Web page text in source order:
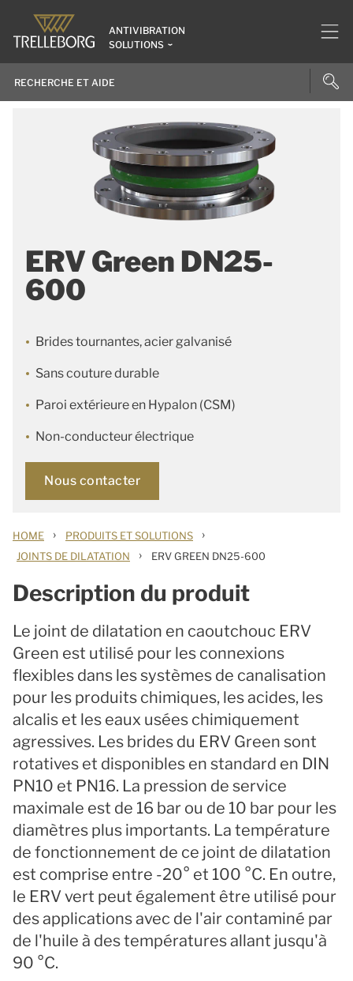
ANTIVIBRATION
SOLUTIONS
ERV Green DN25-
600
Brides tournantes, acier galvanisé
Sans couture durable
Paroi extérieure en Hypalon (CSM)
Non-conducteur électrique
Nous contacter
HOME › PRODUITS ET SOLUTIONS ›
JOINTS DE DILATATION › ERV GREEN DN25-600
Description du produit
Le joint de dilatation en caoutchouc ERV
Green est utilisé pour les connexions
flexibles dans les systèmes de canalisation
pour les produits chimiques, les acides, les
alcalis et les eaux usées chimiquement
agressives. Les brides du ERV Green sont
rotatives et disponibles en standard en DIN
PN10 et PN16. La pression de service
maximale est de 16 bar ou de 10 bar pour les
diamètres plus importants. La température
de fonctionnement de ce joint de dilatation
est comprise entre -20° et 100 °C. En outre,
le ERV vert peut également être utilisé pour
des applications avec de l'air contaminé par
de l'huile à des températures allant jusqu'à
90 °C.